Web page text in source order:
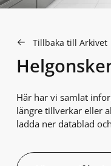
Tillbaka till Arkivet
Här har vi samlat
längre tillverkar eller
ladda ner datablad